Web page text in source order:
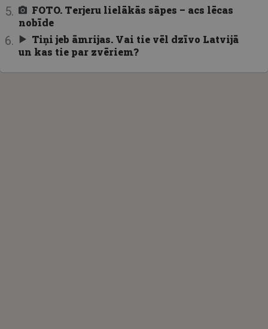
FOTO. Terjeru lielākās sāpes – acs lēcas
nobīde
Tiņi jeb āmrijas. Vai tie vēl dzīvo Latvijā
un kas tie par zvēriem?